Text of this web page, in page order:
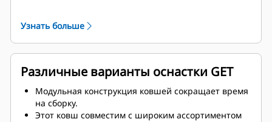
А оснастка для землеройных орудий (GET) Cat
гарантирует огромное конкурентное
преимущество.
Узнать больше
Различные варианты оснастки GET
Модульная конструкция ковшей сокращает время
на сборку.
Этот ковш совместим с широким ассортиментом